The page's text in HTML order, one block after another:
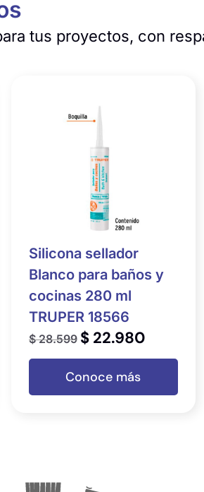
tus proyectos, con
Silicona sellador
Blanco para baños y
cocinas 280 ml
TRUPER 18566
$28.599 $22.980
Conoce más